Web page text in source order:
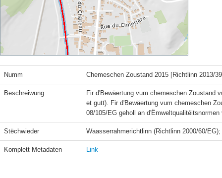
Numm Chemeschen Zoustand 2015 [Richtlinn 2013/
Beschreiwung
Fir d'Bewäertung vum chemeschen Zoustand
et gutt). Fir d'Bewäertung vum chemeschen
08/105/EG geholl an
Stëchwieder Waasserrahmerichtlinn (Richtlinn 2000/60/
Komplett Metadaten Link